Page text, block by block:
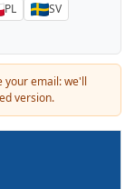
PL
SV
your email: we'll
version.